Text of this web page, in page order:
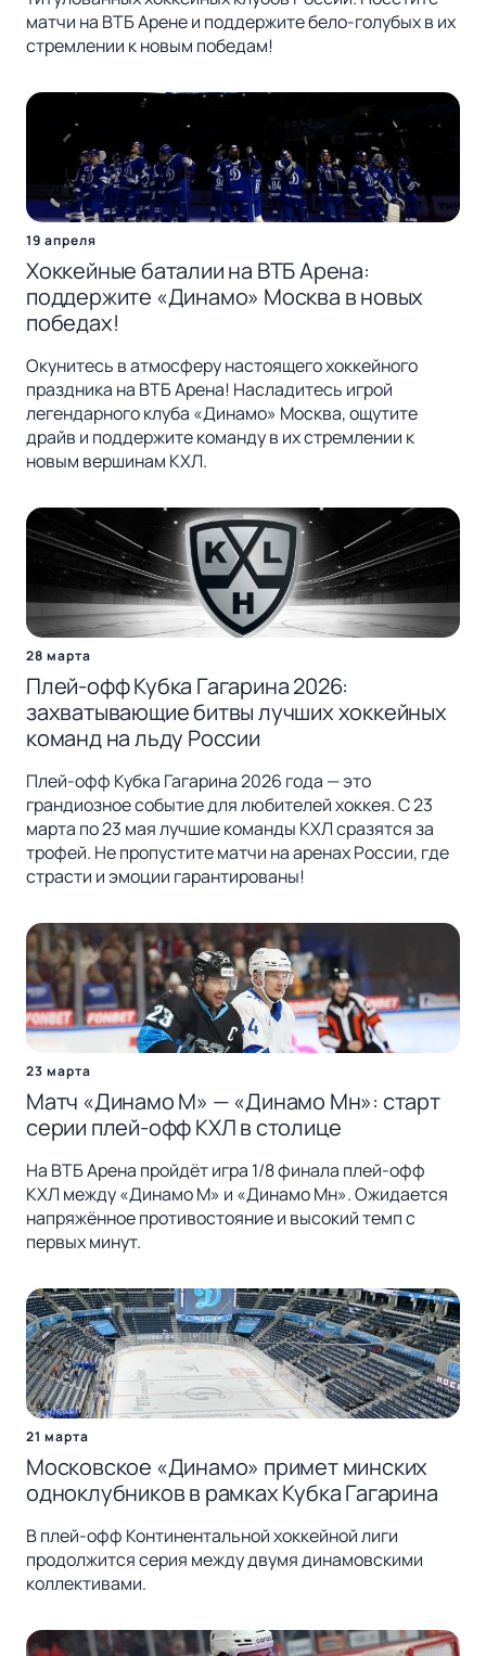
матчи на ВТБ Арене и поддержите бело-голубых в их
стремлении к новым победам!
19 апреля
Хоккейные баталии на ВТБ Арена:
поддержите «Динамо» Москва в новых
победах!
Окунитесь в атмосферу настоящего хоккейного
праздника на ВТБ Арена! Насладитесь игрой
легендарного клуба «Динамо» Москва, ощутите
драйв и поддержите команду в их стремлении к
новым вершинам КХЛ.
28 марта
Плей-офф Кубка Гагарина 2026:
захватывающие битвы лучших хоккейных
команд на льду России
Плей-офф Кубка Гагарина 2026 года — это
грандиозное событие для любителей хоккея. С 23
марта по 23 мая лучшие команды КХЛ сразятся за
трофей. Не пропустите матчи на аренах России, где
страсти и эмоции гарантированы!
23 марта
Матч «Динамо М» — «Динамо Мн»: старт
серии плей-офф КХЛ в столице
На ВТБ Арена пройдёт игра 1/8 финала плей-офф
КХЛ между «Динамо М» и «Динамо Мн». Ожидается
напряжённое противостояние и высокий темп с
первых минут.
21 марта
Московское «Динамо» примет минских
одноклубников в рамках Кубка Гагарина
В плей-офф Континентальной хоккейной лиги
продолжится серия между двумя динамовскими
коллективами.